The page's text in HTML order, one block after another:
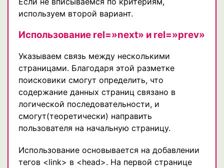
используем второй вариант.
Использование rel=»next» и rel=»prev»
Указываем связь между несколькими
страницами. Благодаря этой разметке
поисковики смогут определить, что
содержание данных страниц связано в
логической последовательности, и
смогут(теоретически) направить
пользователя на начальную страницу.
Использование основывается на добавлении
тегов <link> в <head>. На первой странице